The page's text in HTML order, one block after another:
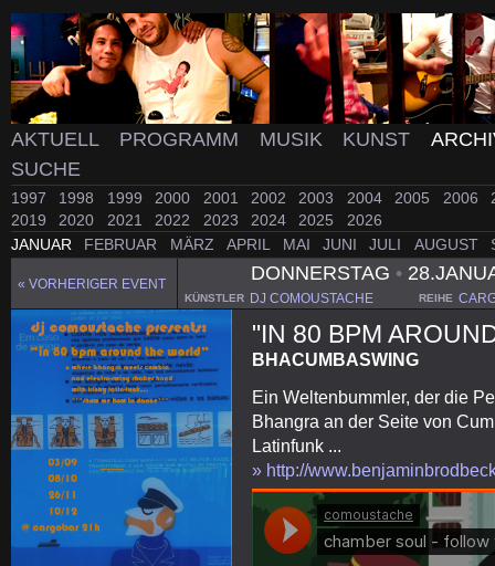
AKTUELL PROGRAMM MUSIK KUNST
SUCHE
1997 1998 1999 2000 2001 2002 2003 2004 2005 2006
2019
2020 2021 2022 2023 2024 2025
2026
JANUAR
FEBRUAR MÄRZ APRIL MAI JUNI JULI AUGUST
« VORHERIGER EVENT
DONNERSTAG •
KÜNSTLER DJ COMOUSTACHE REIHE
"IN 80 BPM
BHACUMBASWING
Ein Weltenbummler, der die
Bhangra an der Seite von
Latinfunk ...
» http://